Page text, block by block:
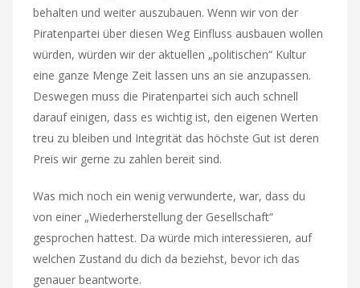
behalten und weiter auszubauen. Wenn wir von der
Piratenpartei über diesen Weg Einfluss ausbauen wollen
würden, würden wir der aktuellen „politischen“ Kultur
eine ganze Menge Zeit lassen uns an sie anzupassen.
Deswegen muss die Piratenpartei sich auch schnell
darauf einigen, dass es wichtig ist, den eigenen Werten
treu zu bleiben und Integrität das höchste Gut ist deren
Preis wir gerne zu zahlen bereit sind.
Was mich noch ein wenig verwunderte, war, dass du
von einer „Wiederherstellung der Gesellschaft“
gesprochen hattest. Da würde mich interessieren, auf
welchen Zustand du dich da beziehst, bevor ich das
genauer beantworte.